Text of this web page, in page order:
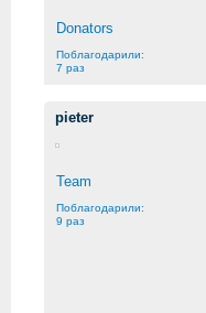
Donators
Поблагодарили:
7 раз
pieter
Team
Поблагодарили:
9 раз